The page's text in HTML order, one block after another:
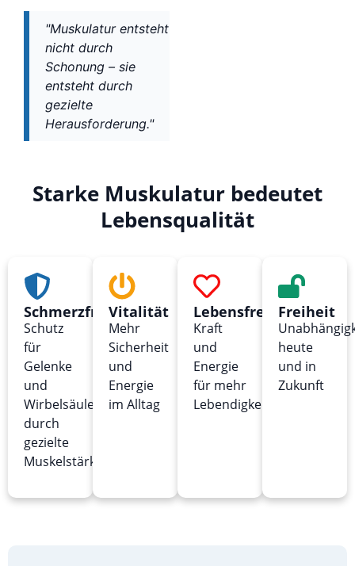
"Muskulatur entsteht
nicht durch
Schonung – sie
entsteht durch
gezielte
Herausforderung."
Starke Muskulatur bedeutet
Lebensqualität
Schmerzfreiheit
Schutz
für
Gelenke
und
Wirbelsäule
durch
gezielte
Muskelstärkung
Vitalität
Mehr
Sicherheit
und
Energie
im Alltag
Lebensfreude
Kraft
und
Energie
für mehr
Lebendigkeit
Freiheit
heute
und in
Zukunft